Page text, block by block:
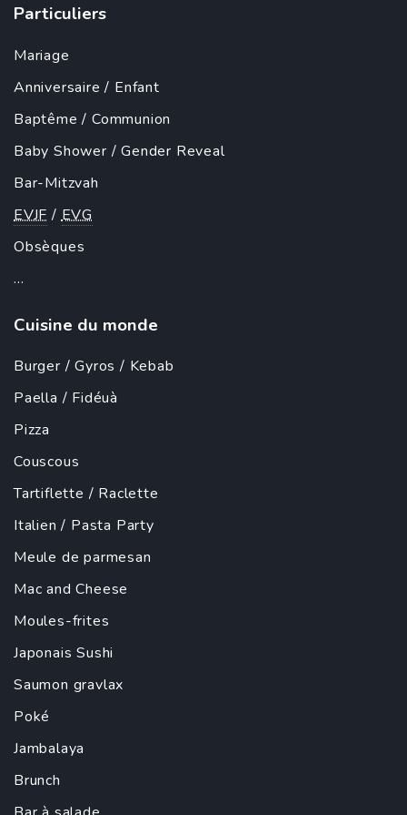
Particuliers
Mariage
Anniversaire / Enfant
Baptême /Communion
Baby Shower /Gender Reveal
Bar-Mitzvah
EVJF /EVG
Obsèques
...
Cuisine du monde
Burger /Gyros / Kebab
Paella / Fidéuà
Pizza
Couscous
Tartiflette / Raclette
Italien / Pasta Party
Meule de parmesan
Mac and Cheese
Moules-frites
JaponaisSushi
Saumon gravlax
Poké
Jambalaya
Brunch